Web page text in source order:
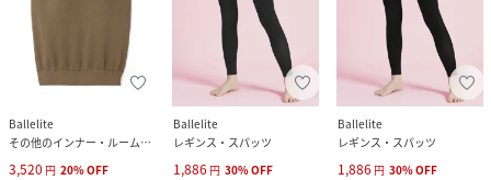
Ballelite
その他のインナー・ルームウェア
3,520 円 20%OFF
Ballelite
レギンス・スパッツ
1,886 円 30%OFF
Ballelite
レギンス・スパッツ
1,886 円 30%OFF